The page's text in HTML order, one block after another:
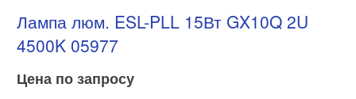
Лампа люм. ESL-PLL 15Вт GX10Q 2U
4500K 05977
Цена по запросу